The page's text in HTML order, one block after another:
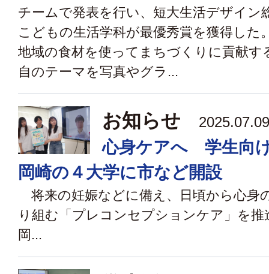
チームで発表を行い、短大生活デザイン
こどもの生活学科が最優秀賞を獲得し
地域の食材を使ってまちづくりに貢献す
自のテーマを写真やグラ...
お知らせ
心身ケアへ 学生向
岡崎の４大学に市など開設
将来の妊娠などに備え、日頃から心身
り組む「プレコンセプションケア」を推
岡...